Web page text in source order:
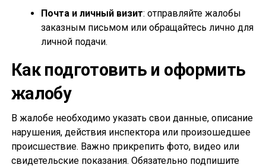
Почта и личный визит: отправляйте жалобы
заказным письмом или обращайтесь лично для
личной подачи.
Как подготовить и оформить
жалобу
В жалобе необходимо указать свои данные, описание
нарушения, действия инспектора или произошедшее
происшествие. Важно прикрепить фото, видео или
свидетельские показания. Обязательно подпишите